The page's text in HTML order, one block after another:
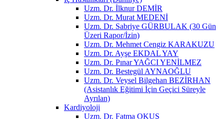
Uzm. Dr. İlknur DEMİR
Uzm. Dr. Murat MEDENİ
Uzm. Dr. Sabriye GÜRBULAK (30 Gün
Üzeri Rapor/İzin)
Uzm. Dr. Mehmet Cengiz KARAKUZU
Uzm. Dr. Ayşe EKDAL YAY
Uzm. Dr. Pınar YAĞCI YENİLMEZ
Uzm. Dr. Bestegül AYNAOĞLU
Uzm. Dr. Veysel Bilgehan BEZİRHAN
(Asistanlık Eğitimi İçin Geçici Süreyle
Ayrılan)
Kardiyoloji
Uzm. Dr. Fatma OKUŞ